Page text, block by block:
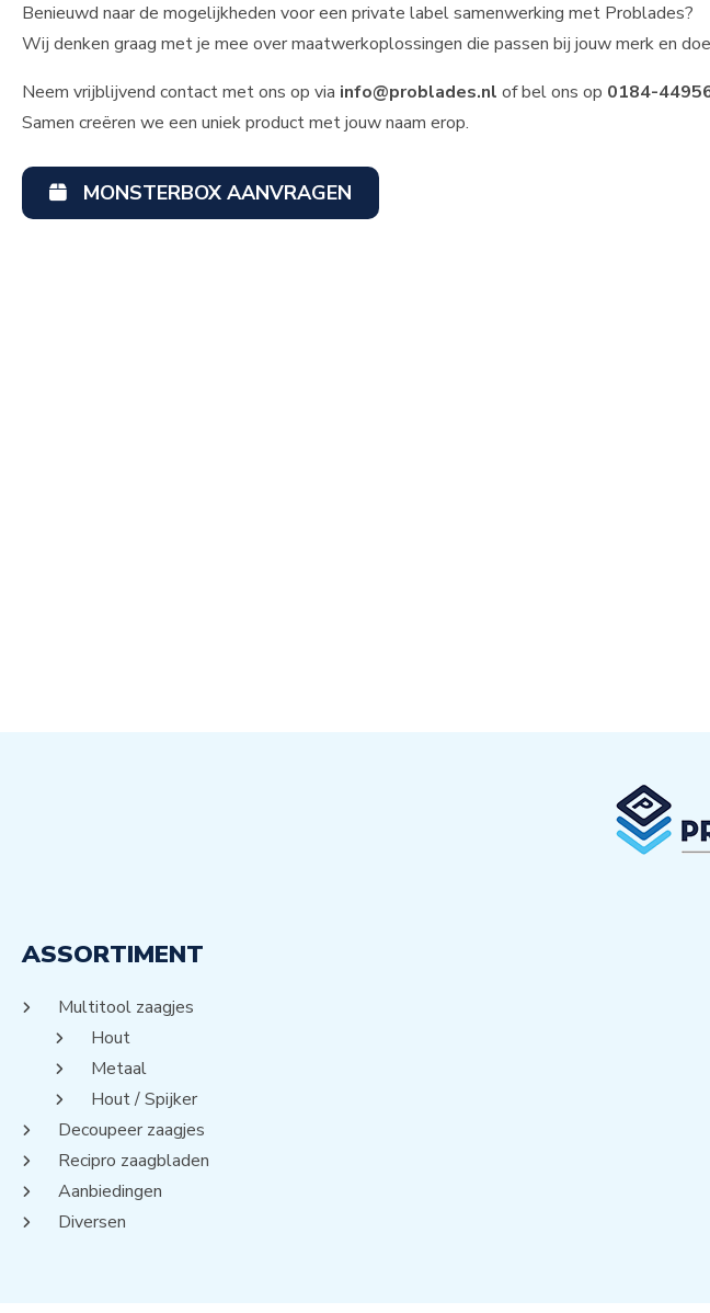
Benieuwd naar de mogelijkheden voor een private label samenwerking met Problades?
Wij denken graag met je mee over maatwerkoplossingen die passen bij jouw merk en
Neem vrijblijvend contact met ons op via info@problades.nl of bel ons op 0184-
Samen creëren we een uniek product met jouw naam erop.
MONSTERBOX AANVRAGEN
ASSORTIMENT
Multitool zaagjes
Hout
Metaal
Hout / Spijker
Decoupeer zaagjes
Recipro zaagbladen
Aanbiedingen
Diversen